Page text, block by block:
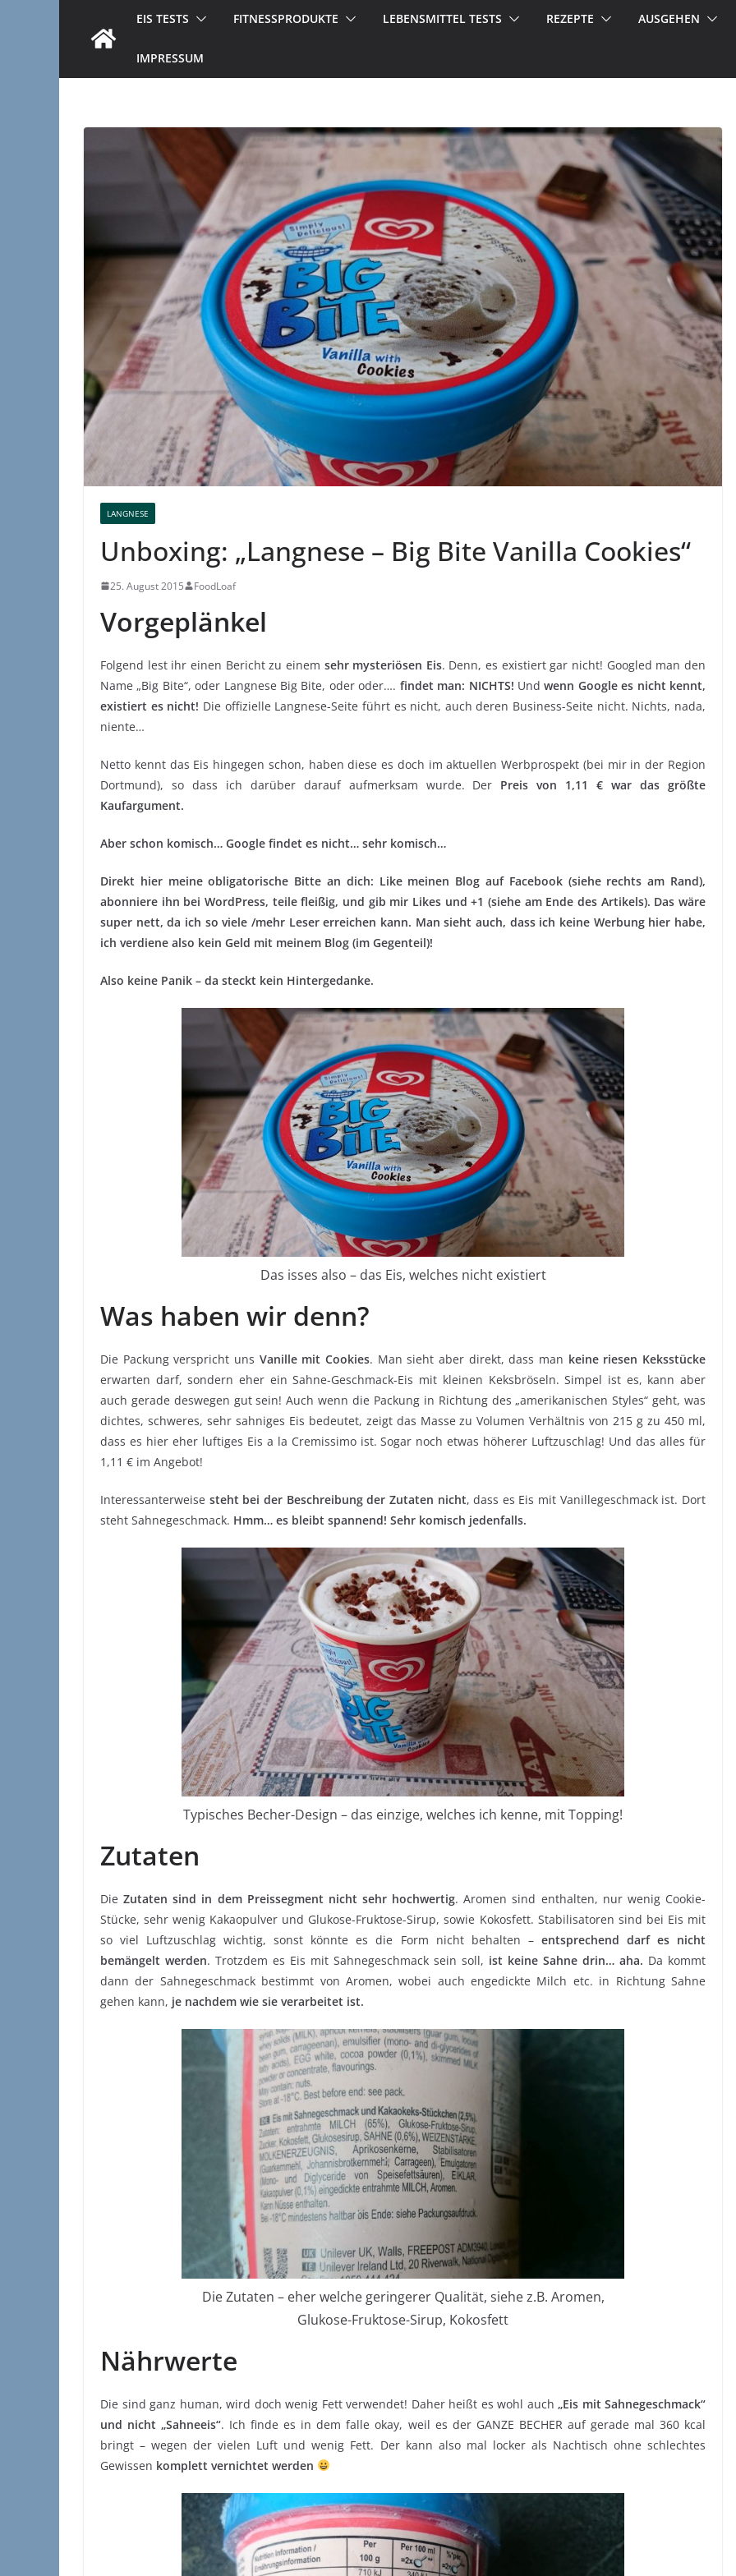
EIS TESTS FITNESSPRODUKTE LEBENSMITTEL TESTS REZEPTE AUSGEHEN
IMPRESSUM
LANGNESE
Unboxing: „Langnese – Big Bite Vanilla Cookies“
25. August 2015 FoodLoaf
Vorgeplänkel
Folgend lest ihr einen Bericht zu einem sehr mysteriösen Eis. Denn, es existiert gar nicht! Googled man den
Name „Big Bite“, oder Langnese Big Bite, oder oder…. findet man: NICHTS! Undwenn Google es nicht kennt,
existiert es nicht! Die offizielle Langnese-Seite führt es nicht, auch deren Business-Seite nicht. Nichts, nada,
niente…
Netto kennt das Eis hingegen schon, haben diese es doch im aktuellen Werbprospekt (bei mir in der Region
Dortmund), so dass ich darüber darauf aufmerksam wurde. Der Preis von 1,11 € war das größte
Kaufargument.
Aber schon komisch… Google findet es nicht… sehr komisch…
Direkt hier meine obligatorische Bitte an dich: Like meinen Blog auf Facebook (siehe rechts am Rand),
abonniere ihn bei WordPress, teile fleißig, und gib mir Likes und +1 (siehe am Ende des Artikels). Das wäre
super nett, da ich so viele /mehr Leser erreichen kann. Man sieht auch, dass ich keine Werbung hier habe,
ich verdiene also kein Geld mit meinem Blog (im Gegenteil)!
Also keine Panik – da steckt kein Hintergedanke.
Das isses also – das Eis, welches nicht existiert
Was haben wir denn?
Die Packung verspricht uns Vanille mit Cookies. Man sieht aber direkt, dass man keine riesen Keksstücke
erwarten darf, sondern eher ein Sahne-Geschmack-Eis mit kleinen Keksbröseln. Simpel ist es, kann aber
auch gerade deswegen gut sein! Auch wenn die Packung in Richtung des „amerikanischen Styles“ geht, was
dichtes, schweres, sehr sahniges Eis bedeutet, zeigt das Masse zu Volumen Verhältnis von 215 g zu 450 ml,
dass es hier eher luftiges Eis a la Cremissimo ist. Sogar noch etwas höherer Luftzuschlag! Und das alles für
1,11 € im Angebot!
Interessanterweise steht bei der Beschreibung der Zutaten nicht, dass es Eis mit Vanillegeschmack ist. Dort
steht Sahnegeschmack. Hmm… es bleibt spannend! Sehr komisch jedenfalls.
Typisches Becher-Design – das einzige, welches ich kenne, mit Topping!
Zutaten
DieZutaten sind in dem Preissegment nicht sehr hochwertig. Aromen sind enthalten, nur wenig Cookie-
Stücke, sehr wenig Kakaopulver und Glukose-Fruktose-Sirup, sowie Kokosfett. Stabilisatoren sind bei Eis mit
so viel Luftzuschlag wichtig, sonst könnte es die Form nicht behalten –entsprechend darf es nicht
bemängelt werden. Trotzdem es Eis mit Sahnegeschmack sein soll, ist keine Sahne drin… aha. Da kommt
dann der Sahnegeschmack bestimmt von Aromen, wobei auch engedickte Milch etc. in Richtung Sahne
gehen kann, je nachdem wie sie verarbeitet ist.
Die Zutaten – eher welche geringerer Qualität, siehe z.B. Aromen,
Glukose-Fruktose-Sirup, Kokosfett
Nährwerte
Die sind ganz human, wird doch wenig Fett verwendet! Daher heißt es wohl auch „Eis mit Sahnegeschmack“
und nicht „Sahneeis“. Ich finde es in dem falle okay, weil es der GANZE BECHER auf gerade mal 360 kcal
bringt – wegen der vielen Luft und wenig Fett. Der kann also mal locker als Nachtisch ohne schlechtes
Gewissen komplett vernichtet werden